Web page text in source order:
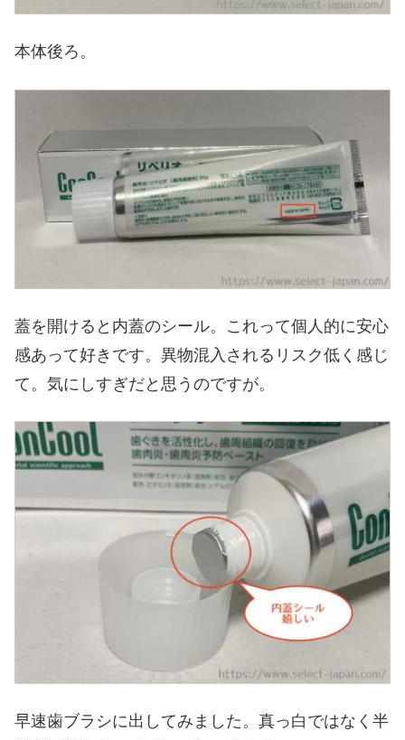
本体後ろ。
蓋を開けると内蓋のシール。これって個人的に安心
感あって好きです。異物混入されるリスク低く感じ
て。気にしすぎだと思うのですが。
早速歯ブラシに出してみました。真っ白ではなく半